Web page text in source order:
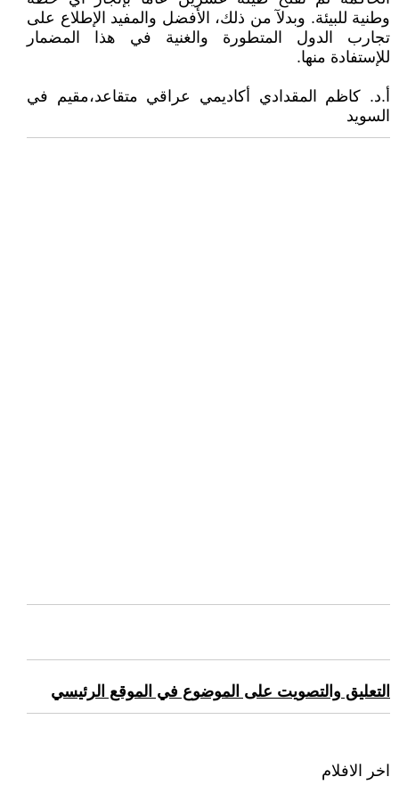
وطنية للبيئة. وبدلآ من ذلك، الأفضل والمفيد الإطلاع على
تجارب الدول المتطورة والغنية في هذا المضمار
للإستفادة منها.
أ.د. كاظم المقدادي أكاديمي عراقي متقاعد،مقيم في
السويد
التعليق والتصويت على الموضوع في الموقع الرئيسي
اخر الافلام